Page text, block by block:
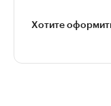
Хотите